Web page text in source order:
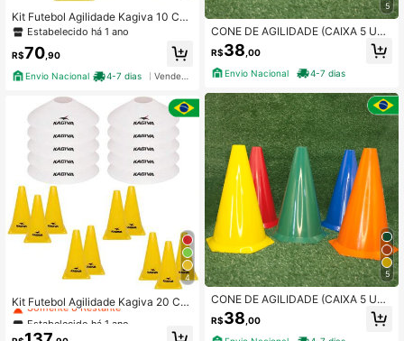
Kit Futebol Agilidade Kagiva 10 Con
es – Chapéu + Tartaruga
Estabelecido há 1 ano
R$70,90
Envio Nacional
4-7 dias
4
Kit Futebol Agilidade Kagiva 20 Co
nes – Chapéu + Tartaruga
Somente 8 Restante
Somente 8 Restante
Somente 8 Restante
5
CONE DE AGILIDADE (CAIXA 5 UNI
DADES)
R$38 ,00
Envio Nacional
4-7 dias
5
CONE DE AGILIDADE (CAIXA 5 UNI
DADES)
R$38 ,00